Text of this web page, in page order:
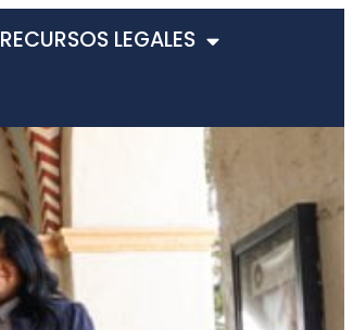
RECURSOS LEGALES